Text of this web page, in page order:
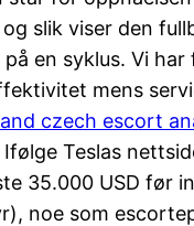
slik viser den
en syklus. Vi har
mens
czech escort
Teslas
35.000 USD før
noe som